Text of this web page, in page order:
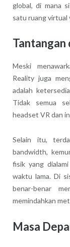
global, di mana
satu ruang virtual
Tantangan
Meski
Reality juga
adalah
Tidak semua
headset VR dan
Selain itu,
bandwidth,
fisik yang
waktu lama. Di
benar-benar
memindahkan
Masa